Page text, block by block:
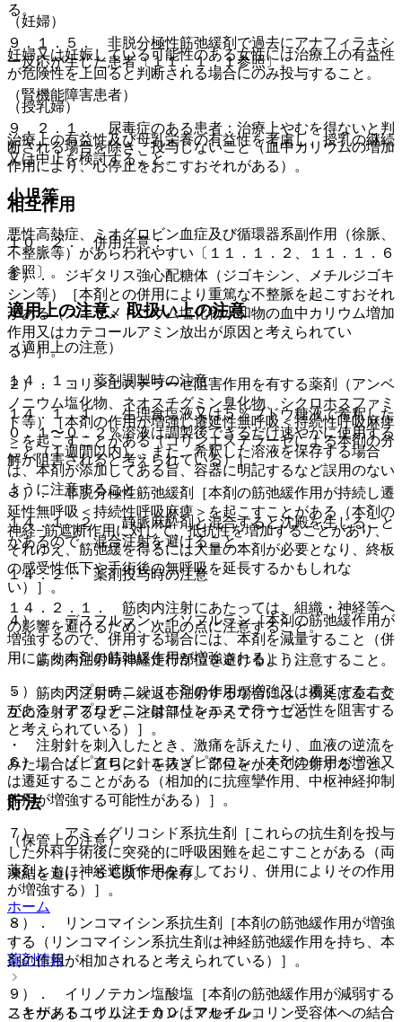
（妊婦）
妊婦又は妊娠している可能性のある女性には治療上の有益性
が危険性を上回ると判断される場合にのみ投与すること。
（授乳婦）
治療上の有益性及び母乳栄養の有益性を考慮し、授乳の継続
又は中止を検討すること。
小児等
悪性高熱症、ミオグロビン血症及び循環器系副作用（徐脈、
不整脈等）があらわれやすい〔１１．１．２、１１．１．６
参照〕。
適用上の注意、取扱い上の注意
（適用上の注意）
１４．１． 薬剤調製時の注意
１４．１．１． 生理食塩液又は５％ブドウ糖液で希釈した
０．１〜０．２％溶液は調製後できるだけ速やかに使用する
こと（１週間以内）。また、希釈した溶液を保存する場合
は、本剤が添加してある旨、容器に明記するなど誤用のない
ように注意すること。
１４．１．２． 静脈麻酔剤と混合すると沈殿を生じること
があるので、混合注射を避けること。
１４．２． 薬剤投与時の注意
１４．２．１． 筋肉内注射にあたっては、組織・神経等へ
の影響を避けるため、次記の点に注意すること。
・ 筋肉内注射時神経走行部位を避けるよう注意すること。
・ 筋肉内注射時、繰返し注射する場合には、例えば左右交
互に注射するなど、注射部位をかえて行うこと。
・ 注射針を刺入したとき、激痛を訴えたり、血液の逆流を
みた場合は、直ちに針を抜き、部位をかえて注射すること。
貯法
（保管上の注意）
凍結を避け、５℃以下で保存。
ホーム
薬剤情報
スキサメトニウム注１００「マルイシ」
る。
９．１．５． 非脱分極性筋弛緩剤で過去にアナフィラキシ
ー反応が生じた患者〔１１．１．１参照〕。
（腎機能障害患者）
９．２．１． 尿毒症のある患者：治療上やむを得ないと判
断される場合を除き、投与しないこと（血中カリウムの増加
作用により、心停止をおこすおそれがある）。
相互作用
１０．２． 併用注意：
１）． ジギタリス強心配糖体（ジゴキシン、メチルジゴキ
シン等）［本剤との併用により重篤な不整脈を起こすおそれ
がある（スキサメトニウム塩化物水和物の血中カリウム増加
作用又はカテコールアミン放出が原因と考えられてい
る）］。
２）． コリンエステラーゼ阻害作用を有する薬剤（アンベ
ノニウム塩化物、ネオスチグミン臭化物、シクロホスファミ
ド等）［本剤の作用が増強し遷延性無呼吸＜持続性呼吸麻痺
＞を起こすことがある（コリンエステラーゼによる本剤の分
解が阻害されると考えられている）］。
３）． 非脱分極性筋弛緩剤［本剤の筋弛緩作用が持続し遷
延性無呼吸＜持続性呼吸麻痺＞を起こすことがある（本剤の
神経−筋遮断作用に対して、抵抗性を増加することがあり、
それゆえ、筋弛緩を得るには大量の本剤が必要となり、終板
の感受性低下や手術後の無呼吸を延長するかもしれな
い）］。
４）． デスフルラン、イソフルラン［本剤の筋弛緩作用が
増強するので、併用する場合には、本剤を減量すること（併
用により本剤の筋弛緩作用が増強される）］。
５）． アプロチニン［本剤の作用が増強又は遷延すること
がある（アプロチニンはコリンエステラーゼ活性を阻害する
と考えられている）］。
６）． ゾピクロン、エスゾピクロン［本剤の作用が増強又
は遷延することがある（相加的に抗痙攣作用、中枢神経抑制
作用が増強する可能性がある）］。
７）． アミノグリコシド系抗生剤［これらの抗生剤を投与
した外科手術後に突発的に呼吸困難を起こすことがある（両
薬剤ともに神経遮断作用を有しており、併用によりその作用
が増強する）］。
８）． リンコマイシン系抗生剤［本剤の筋弛緩作用が増強
する（リンコマイシン系抗生剤は神経筋弛緩作用を持ち、本
剤の作用が相加されると考えられている）］。
９）． イリノテカン塩酸塩［本剤の筋弛緩作用が減弱する
ことがある（イリノテカンはアセチルコリン受容体への結合